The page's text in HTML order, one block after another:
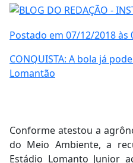
Postado em 07/12/2018 às
CONQUISTA: A bola já
Lomantão
Conforme atestou a
do Meio Ambiente, a
Estádio Lomanto Junior